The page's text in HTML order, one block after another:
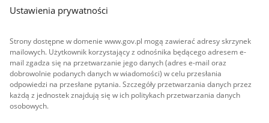
Ustawienia prywatności
Strony dostępne w domenie www.gov.pl mogą zawierać adresy skrzynek
mailowych. Użytkownik korzystający z odnośnika będącego adresem e-
mail zgadza się na przetwarzanie jego danych (adres e-mail oraz
dobrowolnie podanych danych w wiadomości) w celu przesłania
odpowiedzi na przesłane pytania. Szczegóły przetwarzania danych przez
każdą z jednostek znajdują się w ich politykach przetwarzania danych
osobowych.